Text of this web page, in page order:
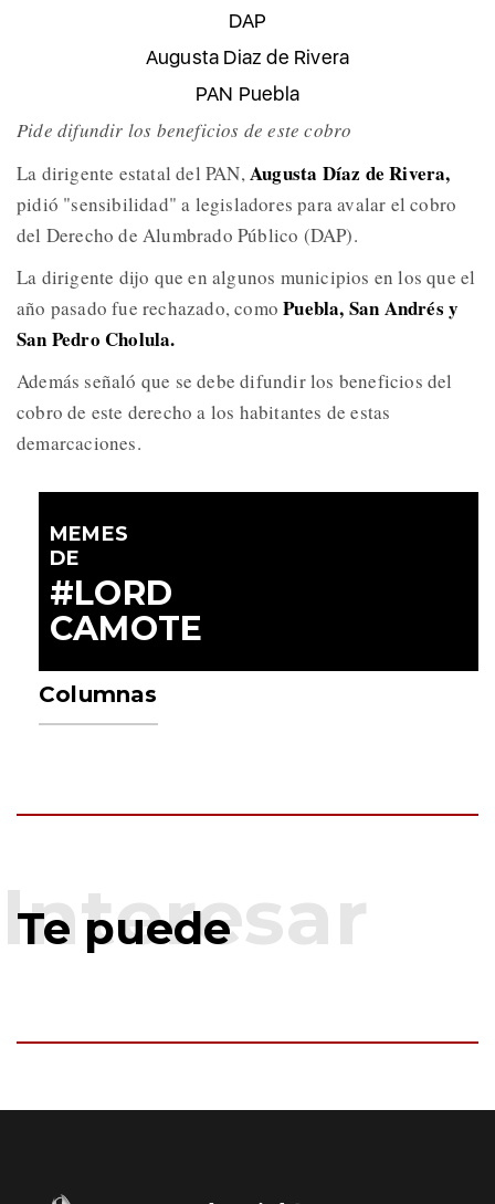
DAP
Augusta Diaz de Rivera
PAN Puebla
Pide difundir los beneficios de este cobro
La dirigente estatal del PAN,Augusta Díaz de Rivera,
pidió "sensibilidad" a legisladores para avalar el cobro
del Derecho de Alumbrado Público (DAP).
La dirigente dijo que en algunos municipios en los que el
año pasado fue rechazado, comoPuebla, San Andrés y
San Pedro Cholula.
Además señaló que se debe difundir los beneficios del
cobro de este derecho a los habitantes de estas
demarcaciones.
MEMES
DE
#LORD
CAMOTE
Columnas
Te puede